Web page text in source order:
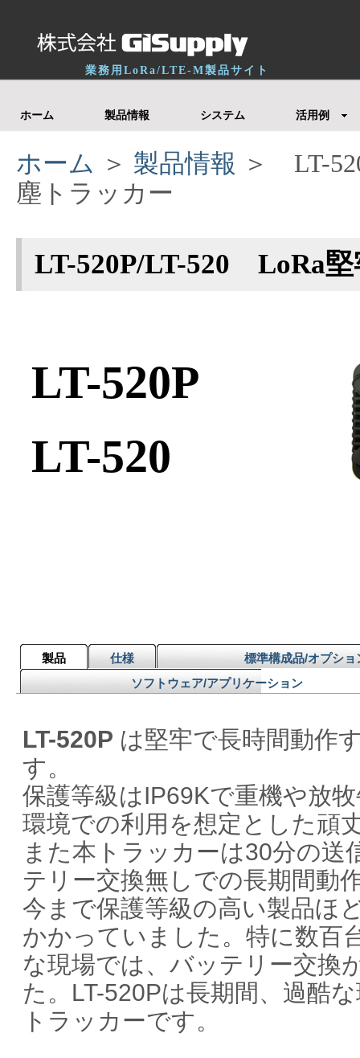
業務用LoRa/LTE-M製品サイト
ホーム 製品情報 システム 活用例
ホーム ＞ 製品情報 ＞ LT-
塵トラッカー
LT-520P/LT-520 LoRa
LT-520P
LT-520
製品 仕様
標準構成品/オプショ
ソフトウェア/アプリケーション
LT-520P は堅牢で長時間動作
す。
保護等級はIP69Kで重機や放
環境での利用を想定とした頑
また本トラッカーは30分の送
テリー交換無しでの長期間動
今まで保護等級の高い製品ほ
かかっていました。特に数百
な現場では、バッテリー交換
た。LT-520Pは長期間、過酷
トラッカーです。